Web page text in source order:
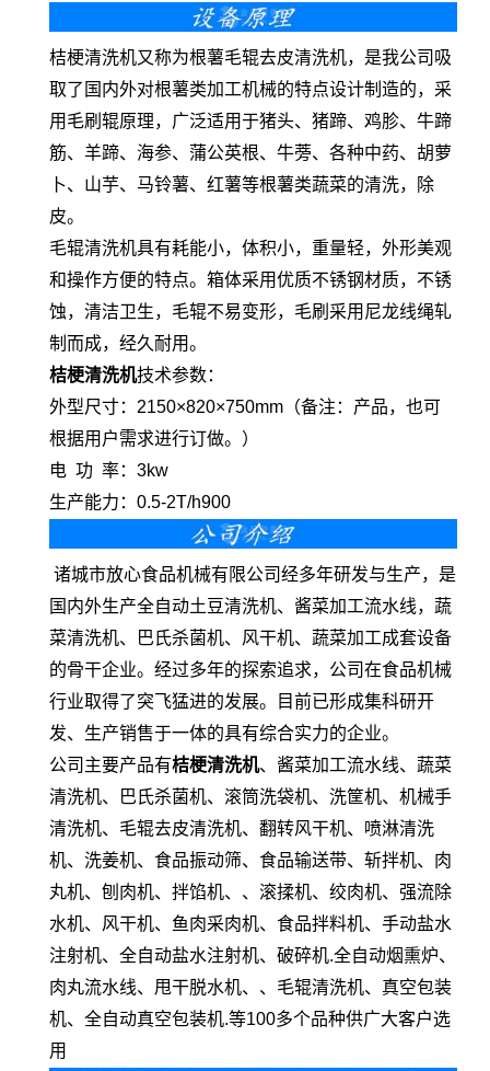
桔梗清洗机又称为根薯毛辊去皮清洗机，是我公司吸
取了国内外对根薯类加工机械的特点设计制造的，采
用毛刷辊原理，广泛适用于猪头、猪蹄、鸡胗、牛蹄
筋、羊蹄、海参、蒲公英根、牛蒡、各种中药、胡萝
卜、山芋、马铃薯、红薯等根薯类蔬菜的清洗，除
皮。
毛辊清洗机具有耗能小，体积小，重量轻，外形美观
和操作方便的特点。箱体采用优质不锈钢材质，不锈
蚀，清洁卫生，毛辊不易变形，毛刷采用尼龙线绳轧
制而成，经久耐用。
桔梗清洗机技术参数：
外型尺寸：2150×820×750mm（备注：产品，也可
根据用户需求进行订做。）
电 功 率：3kw
生产能力：0.5-2T/h900
诸城市放心食品机械有限公司经多年研发与生产，是
国内外生产全自动土豆清洗机、酱菜加工流水线，蔬
菜清洗机、巴氏杀菌机、风干机、蔬菜加工成套设备
的骨干企业。经过多年的探索追求，公司在食品机械
行业取得了突飞猛进的发展。目前已形成集科研开
发、生产销售于一体的具有综合实力的企业。
公司主要产品有桔梗清洗机、酱菜加工流水线、蔬菜
清洗机、巴氏杀菌机、滚筒洗袋机、洗筐机、机械手
清洗机、毛辊去皮清洗机、翻转风干机、喷淋清洗
机、洗姜机、食品振动筛、食品输送带、斩拌机、肉
丸机、刨肉机、拌馅机、、滚揉机、绞肉机、强流除
水机、风干机、鱼肉采肉机、食品拌料机、手动盐水
注射机、全自动盐水注射机、破碎机.全自动烟熏炉、
肉丸流水线、甩干脱水机、、毛辊清洗机、真空包装
机、全自动真空包装机.等100多个品种供广大客户选
用